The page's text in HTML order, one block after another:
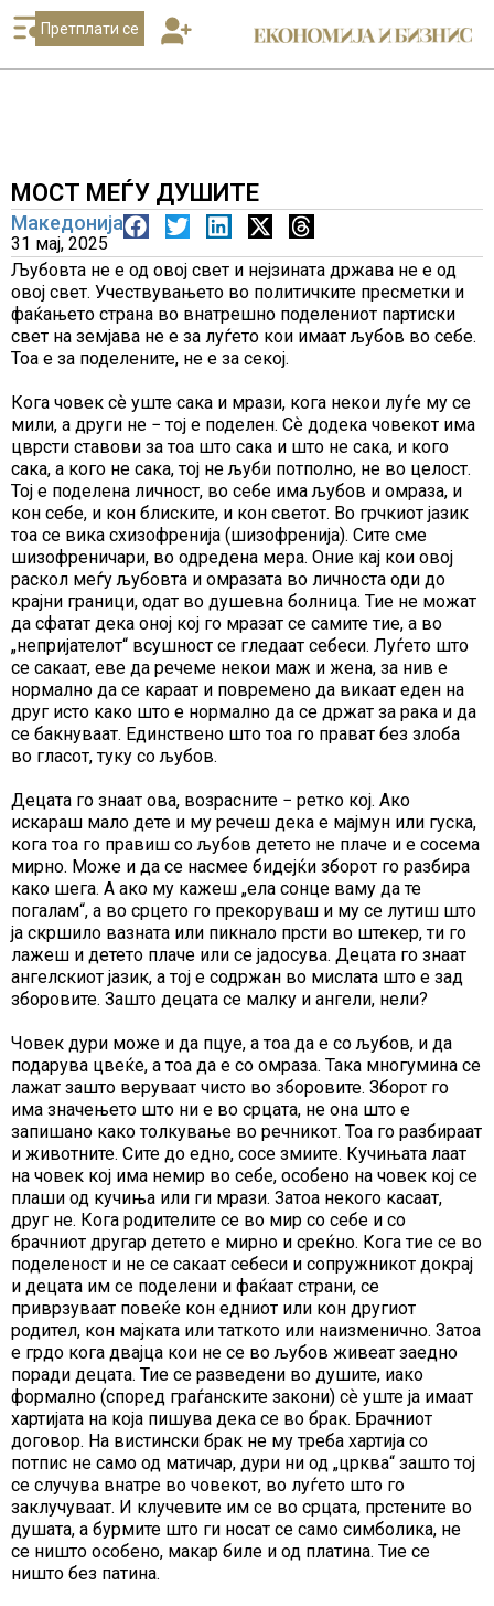
Претплати се
МОСТ МЕЃУ ДУШИТЕ
Македонија
31 мај, 2025
Љубовта не е од овој свет и нејзината држава не е од
овој свет. Учествувањето во политичките пресметки и
фаќањето страна во внатрешно поделениот партиски
свет на земјава не е за луѓето кои имаат љубов во себе.
Тоа е за поделените, не е за секој.
Кога човек сѐ уште сака и мрази, кога некои луѓе му се
мили, а други не − тој е поделен. Сѐ додека човекот има
цврсти ставови за тоа што сака и што не сака, и кого
сака, а кого не сака, тој не љуби потполно, не во целост.
Тој е поделена личност, во себе има љубов и омраза, и
кон себе, и кон блиските, и кон светот. Во грчкиот јазик
тоа се вика схизофренија (шизофренија). Сите сме
шизофреничари, во одредена мера. Оние кај кои овој
раскол меѓу љубовта и омразата во личноста оди до
крајни граници, одат во душевна болница. Тие не можат
да сфатат дека оној кој го мразат се самите тие, а во
„непријателот“ всушност се гледаат себеси. Луѓето што
се сакаат, еве да речеме некои маж и жена, за нив е
нормално да се караат и повремено да викаат еден на
друг исто како што е нормално да се држат за рака и да
се бакнуваат. Единствено што тоа го прават без злоба
во гласот, туку со љубов.
Децата го знаат ова, возрасните − ретко кој. Ако
искараш мало дете и му речеш дека е мајмун или гуска,
кога тоа го правиш со љубов детето не плаче и е сосема
мирно. Може и да се насмее бидејќи зборот го разбира
како шега. А ако му кажеш „ела сонце ваму да те
погалам“, а во срцето го прекоруваш и му се лутиш што
ја скршило вазната или пикнало прсти во штекер, ти го
лажеш и детето плаче или се јадосува. Децата го знаат
ангелскиот јазик, а тој е содржан во мислата што е зад
зборовите. Зашто децата се малку и ангели, нели?
Човек дури може и да пцуе, а тоа да е со љубов, и да
подарува цвеќе, а тоа да е со омраза. Така многумина се
лажат зашто веруваат чисто во зборовите. Зборот го
има значењето што ни е во срцата, не она што е
запишано како толкување во речникот. Тоа го разбираат
и животните. Сите до едно, сосе змиите. Кучињата лаат
на човек кој има немир во себе, особено на човек кој се
плаши од кучиња или ги мрази. Затоа некого касаат,
друг не. Кога родителите се во мир со себе и со
брачниот другар детето е мирно и среќно. Кога тие се во
поделеност и не се сакаат себеси и сопружникот докрај
и децата им се поделени и фаќаат страни, се
приврзуваат повеќе кон едниот или кон другиот
родител, кон мајката или таткото или наизменично. Затоа
е грдо кога двајца кои не се во љубов живеат заедно
поради децата. Тие се разведени во душите, иако
формално (според граѓанските закони) сѐ уште ја имаат
хартијата на која пишува дека се во брак. Брачниот
договор. На вистински брак не му треба хартија со
потпис не само од матичар, дури ни од „црква“ зашто тој
се случува внатре во човекот, во луѓето што го
заклучуваат. И клучевите им се во срцата, прстените во
душата, а бурмите што ги носат се само симболика, не
се ништо особено, макар биле и од платина. Тие се
ништо без патина.